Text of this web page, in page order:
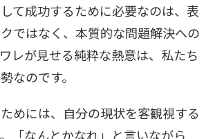
て成功するために必要なのは、表
ではなく、本質的な問題解決への
レが見せる純粋な熱意は、私たち
なのです。
めには、自分の現状を客観視する
「なんとかなれ」と言いながら